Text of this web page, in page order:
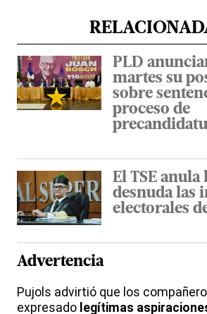
PLD
martes su
sobre
proceso de
El TSE
desnuda las
electorales
Advertencia
Pujols advirtió que los
expresado legítimas